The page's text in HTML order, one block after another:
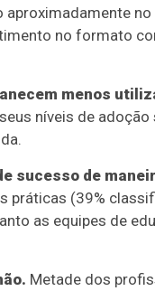
no formato
menos
níveis de adoção
sucesso de
práticas (39%
as equipes de
Metade dos